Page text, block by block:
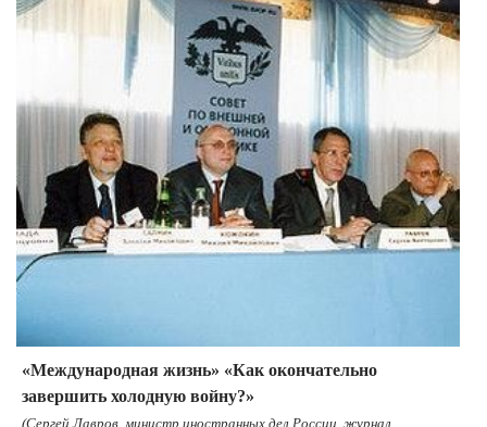
«Международная жизнь» «Как окончательно
завершить холодную войну?»
(Сергей Лавров, министр иностранных дел России, журнал